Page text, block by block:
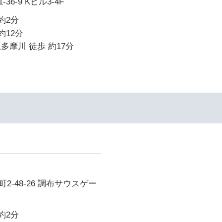
2分
12分
摩川 徒歩 約17分
2-48-26 調布サウスゲー
2分